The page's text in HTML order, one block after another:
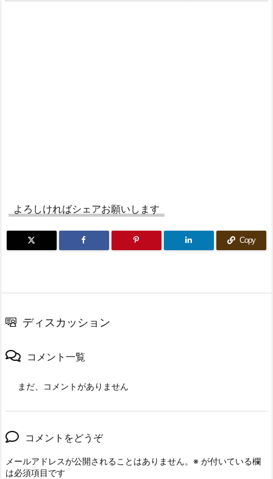
よろしければシェアお願いします
Copy
ディスカッション
コメント一覧
まだ、コメントがありません
コメントをどうぞ
メールアドレスが公開されることはありません。 ※ が付いている欄
は必須項目です